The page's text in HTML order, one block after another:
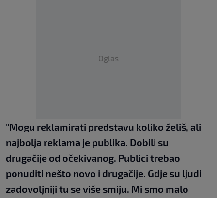
Oglas
"Mogu reklamirati predstavu koliko želiš, ali
najbolja reklama je publika. Dobili su
drugačije od očekivanog. Publici trebao
ponuditi nešto novo i drugačije. Gdje su ljudi
zadovoljniji tu se više smiju. Mi smo malo